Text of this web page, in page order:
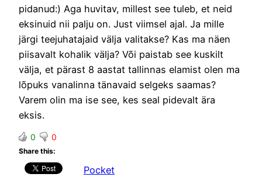
pidanud:) Aga huvitav, millest see tuleb, et neid
eksinuid nii palju on. Just viimsel ajal. Ja mille
järgi teejuhatajaid välja valitakse? Kas ma näen
piisavalt kohalik välja? Või paistab see kuskilt
välja, et pärast 8 aastat tallinnas elamist olen ma
lõpuks vanalinna tänavaid selgeks saamas?
Varem olin ma ise see, kes seal pidevalt ära
eksis.
0 0
Share this:
Pocket